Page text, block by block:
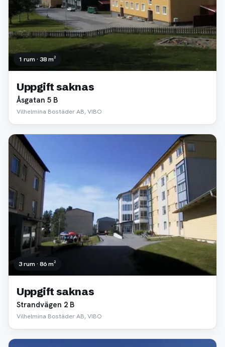
1 rum · 38 m²
Uppgift saknas
Åsgatan 5 B
Vilhelmina Bostäder AB, VIBO
3 rum · 86 m²
Uppgift saknas
Strandvägen 2 B
Vilhelmina Bostäder AB, VIBO